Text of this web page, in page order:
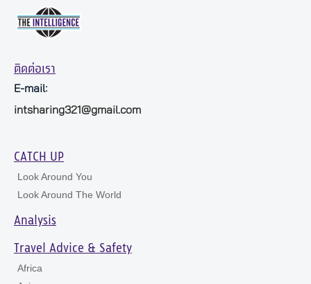
ติดต่อเรา
E-mail:
intsharing321@gmail.com
CATCH UP
Look Around You
Look Around The World
Analysis
Travel Advice & Safety
Africa